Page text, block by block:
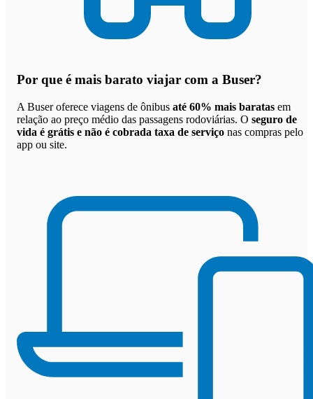
Por que é mais barato viajar com a Buser?
A Buser oferece viagens de ônibus até 60% mais baratas em
relação ao preço médio das passagens rodoviárias. O seguro de
vida é grátis e não é cobrada taxa de serviço nas compras pelo
app ou site.